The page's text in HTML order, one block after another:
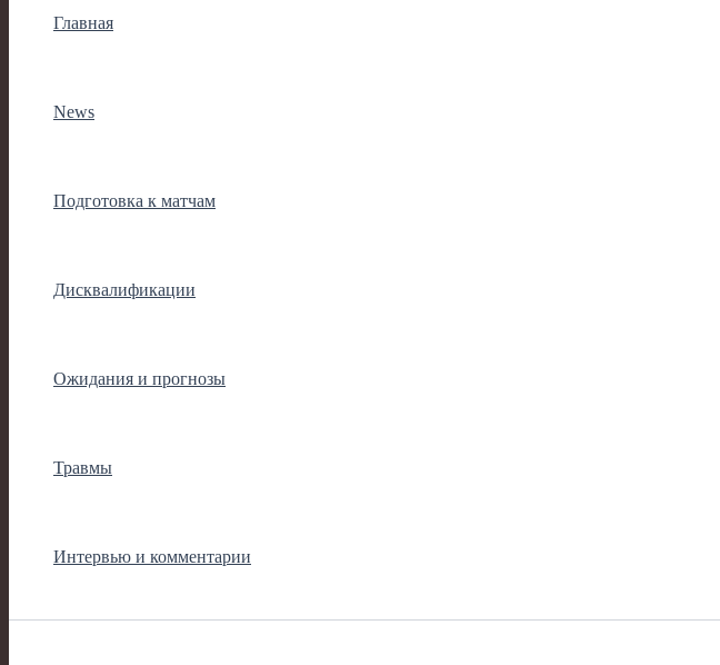
Главная
News
Подготовка к матчам
Дисквалификации
Ожидания и прогнозы
Травмы
Интервью и комментарии